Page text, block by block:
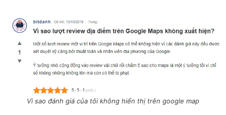
Vì sao đánh giá của tôi không hiển thị trên google map